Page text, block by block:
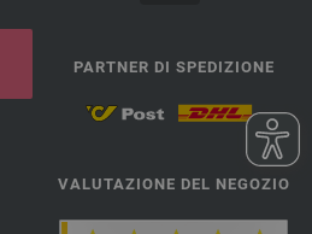
PARTNER DI SPEDIZIONE
VALUTAZIONE DEL NEGOZIO